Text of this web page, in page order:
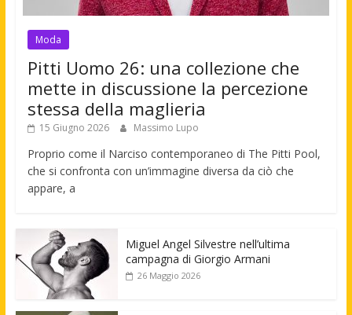
Moda
Pitti Uomo 26: una collezione che
mette in discussione la percezione
stessa della maglieria
15 Giugno 2026 Massimo Lupo
Proprio come il Narciso contemporaneo di The Pitti Pool,
che si confronta con un’immagine diversa da ciò che
appare, a
Miguel Angel Silvestre nell’ultima
campagna di Giorgio Armani
26 Maggio 2026